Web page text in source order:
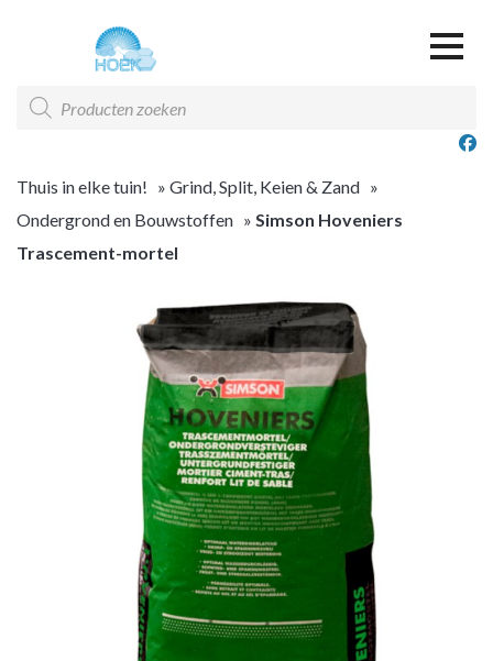
Producten
zoeken
Offerte & Contact
Offerte overzicht
Thuis in elke tuin! » Grind, Split, Keien & Zand »
Ondergrond en Bouwstoffen » Simson Hoveniers
Trascement-mortel